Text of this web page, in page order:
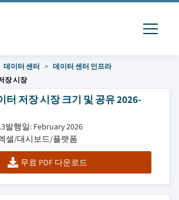
데이터 센터
데이터 센터 인프라
장 시장
터 저장 시장 크기 및 공유 2026-
발행일: February 2026
셀/대시보드/플랫폼
무료 PDF 다운로드